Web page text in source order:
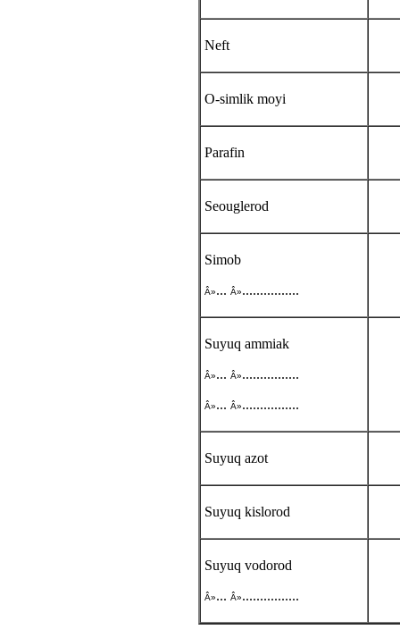
Neft
O-simlik moyi
Parafin
Seouglerod
Simob
Â»... Â»................
Suyuq ammiak
Â»... Â»................
Â»... Â»................
Suyuq azot
Suyuq kislorod
Suyuq vodorod
Â»... Â»................